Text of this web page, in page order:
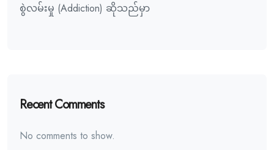
စွဲလမ်းမှု (Addiction) ဆိုသည်မှာ
Recent Comments
No comments to show.